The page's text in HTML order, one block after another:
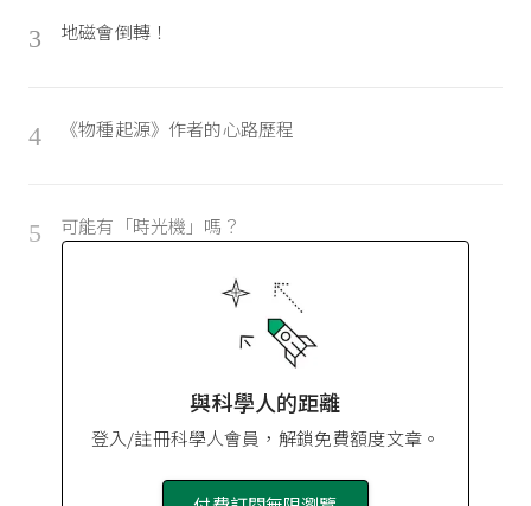
3 地磁會倒轉！
4 《物種起源》作者的心路歷程
5 可能有「時光機」嗎？
與科學人的距離
登入/註冊科學人會員，解鎖免費額度文章。